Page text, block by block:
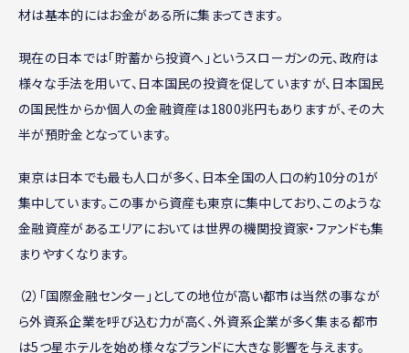
材は基本的にはお金がある所に集まってきます。
現在の日本では「貯蓄から投資へ」というスローガンの元、政府は
様々な手法を用いて、日本国民の投資を促していますが、日本国民
の国民性からか個人の金融資産は1800兆円もありますが、その大
半が預貯金となっています。
東京は日本でも最も人口が多く、日本全国の人口の約10分の1が
集中しています。この事から資産も東京に集中しており、このような
金融資産があるエリアにおいては世界の機関投資家・ファンドも集
まりやすくなります。
（2）「国際金融センター」としての地位が高い都市は当然の事なが
ら外資系企業を呼び込む力が高く、外資系企業が多く集まる都市
は5つ星ホテルを始め様々なブランドに大きな影響を与えます。